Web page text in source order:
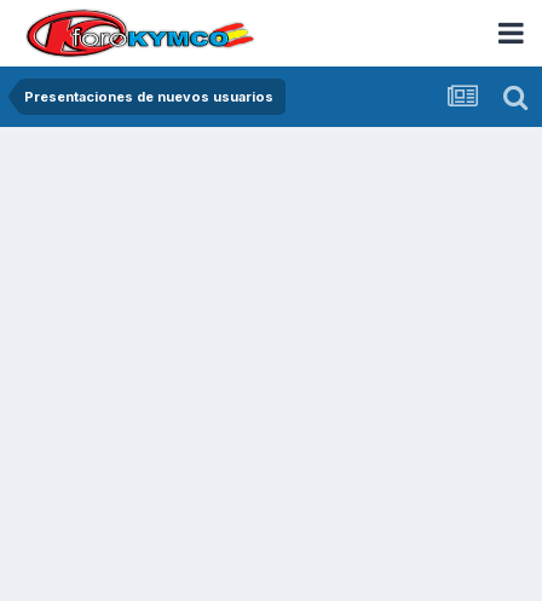
Presentaciones de nuevos usuarios